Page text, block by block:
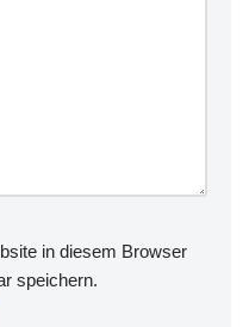
in diesem Browser
speichern.